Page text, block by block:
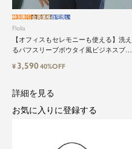
Flolia
【オフィスもセレモニーも使える】洗え
るパフスリーブボウタイ風ビジネスブラ
特別割引会員価格自宅洗い
¥ 3,59040%OFF
詳細を見る
お気に入りに登録する